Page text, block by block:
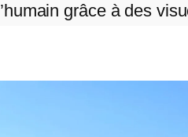
l’humain grâce à des